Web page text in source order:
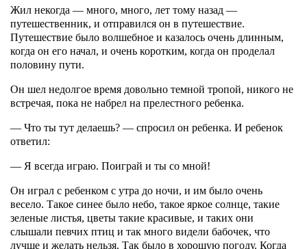
Жил некогда — много, много, лет тому назад —
путешественник, и отправился он в путешествие.
Путешествие было волшебное и казалось очень длинным,
когда он его начал, и очень коротким, когда он проделал
половину пути.
Он шел недолгое время довольно темной тропой, никого не
встречая, пока не набрел на прелестного ребенка.
— Что ты тут делаешь? — спросил он ребенка. И ребенок
ответил:
— Я всегда играю. Поиграй и ты со мной!
Он играл с ребенком с утра до ночи, и им было очень
весело. Такое синее было небо, такое яркое солнце, такие
зеленые листья, цветы такие красивые, и таких они
слышали певчих птиц и так много видели бабочек, что
лучше и желать нельзя. Так было в хорошую погоду. Когда